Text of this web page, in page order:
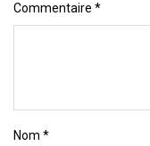
Commentaire *
Nom *